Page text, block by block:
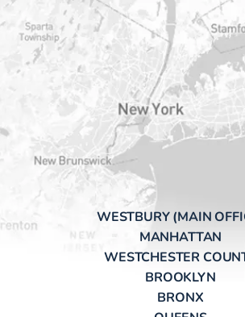
WESTBURY (MAIN
MANHATTAN
WESTCHESTER
BROOKLYN
BRONX